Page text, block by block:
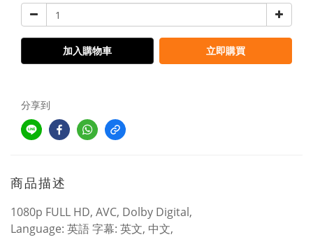
加入購物車 立即購買
分享到
商品描述
1080p FULL HD, AVC, Dolby Digital,
Language: 英語 字幕: 英文, 中文,